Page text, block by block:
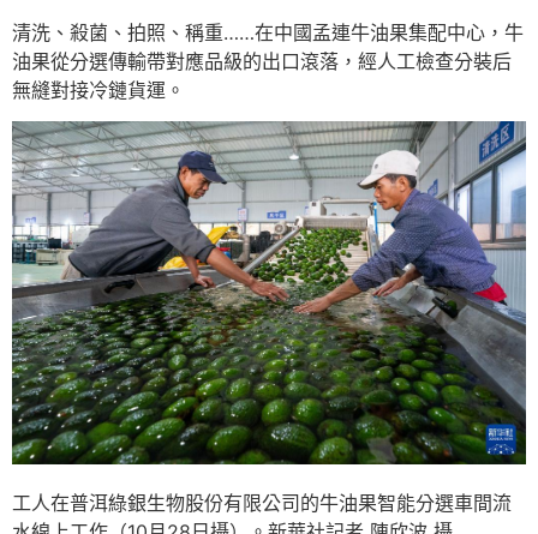
清洗、殺菌、拍照、稱重……在中國孟連牛油果集配中心，牛
油果從分選傳輸帶對應品級的出口滾落，經人工檢查分裝后
無縫對接冷鏈貨運。
工人在普洱綠銀生物股份有限公司的牛油果智能分選車間流